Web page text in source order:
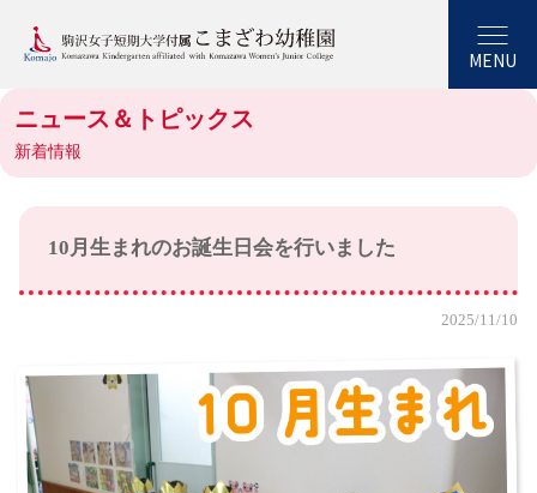
MENU
ニュース＆トピックス
新着情報
10月生まれのお誕生日会を行いました
2025/11/10